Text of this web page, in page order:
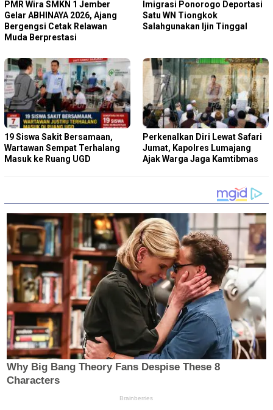
PMR Wira SMKN 1 Jember
Gelar ABHINAYA 2026, Ajang
Bergengsi Cetak Relawan
Muda Berprestasi
Imigrasi Ponorogo Deportasi
Satu WN Tiongkok
Salahgunakan Ijin Tinggal
19 Siswa Sakit Bersamaan,
Wartawan Sempat Terhalang
Masuk ke Ruang UGD
Perkenalkan Diri Lewat Safari
Jumat, Kapolres Lumajang
Ajak Warga Jaga Kamtibmas